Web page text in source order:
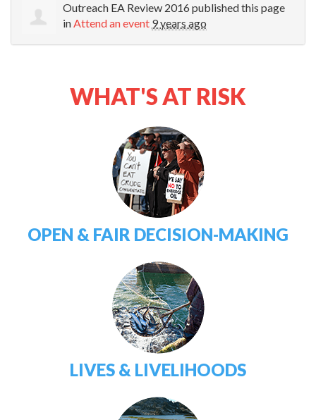
Outreach EA Review 2016 published this page
inAttend an event 9 years ago
WHAT'S AT RISK
OPEN & FAIR DECISION-MAKING
LIVES & LIVELIHOODS